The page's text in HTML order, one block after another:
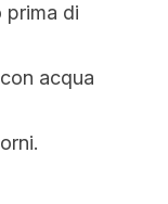
prima di
acqua